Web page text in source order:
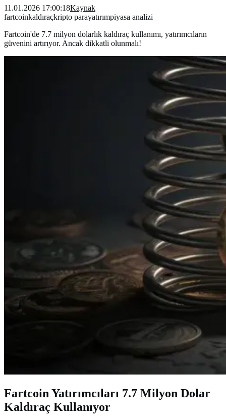
11.01.2026 17:00:18Kaynak
fartcoinkaldıraçkripto parayatırımpiyasa analizi
Fartcoin'de 7.7 milyon dolarlık kaldıraç kullanımı, yatırımcıların
güvenini artırıyor. Ancak dikkatli olunmalı!
Fartcoin Yatırımcıları 7.7 Milyon Dolar
Kaldıraç Kullanıyor